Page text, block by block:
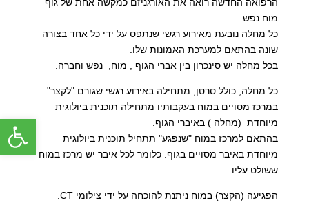
פתח
מוח נפש.
כל מחלה נובעת מאירוע רגשי שנתפס על ידי כל אחד בצורה
שונה בהתאם למערכת האמונות שלו.
בכל מחלה יש סינכרון בין אברי הגוף , מוח, נפש וחברה.
כל מחלה, כולל סרטן, מתחילה באירוע רגשי שגורם "לקצר"
במרכז מסויים במוח בעקבותיו מתחילה תוכנית ביולוגית
מיוחדת (מחלה ) באיברי הגוף.
בהתאם למרכז במוח "שנפגע" תתחיל תוכנית ביולוגית
מיוחדת באיבר מסויים בגוף. כלומר לכל איבר יש מרכז במוח
ששולט עליו.
הפגיעה (הקצר) במוח ניתנת להוכחה על ידי צילומי CT.